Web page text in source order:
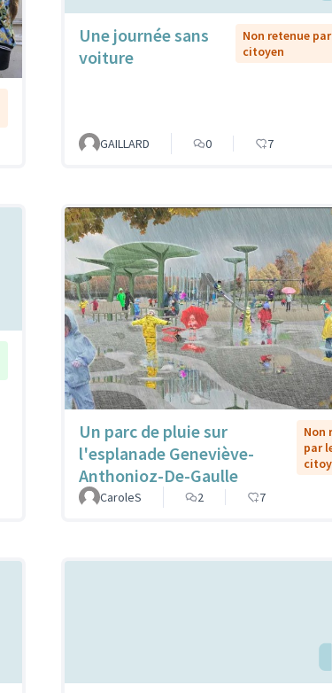
Une journée sans
voiture
Non retenue
citoyen
GAILLARD 0 7
Un parc de pluie sur
l'esplanade Geneviève-
Anthonioz-De-Gaulle
Non
par
CaroleS 2 7